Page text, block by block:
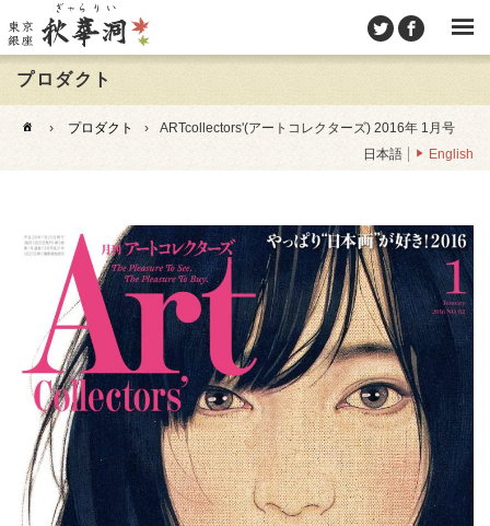
プロダクト
› プロダクト ›
ARTcollectors'(アートコレクターズ) 2016年 1月号
日本語
English